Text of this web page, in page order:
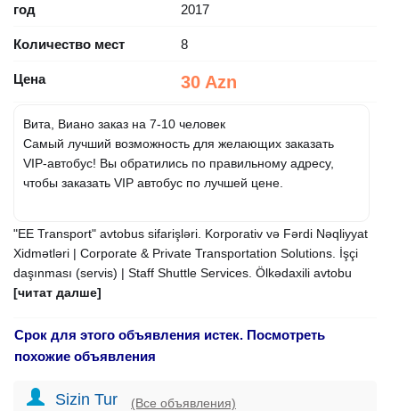
год 2017
Количество мест 8
Цена 30 Azn
Вита, Виано заказ на 7-10 человек
Самый лучший возможность для желающих заказать
VIP-автобус! Вы обратились по правильному адресу,
чтобы заказать VIP автобус по лучшей цене.
"EE Transport" avtobus sifarişləri. Korporativ və Fərdi Nəqliyyat
Xidmətləri | Corporate & Private Transportation Solutions. İşçi
daşınması (servis) | Staff Shuttle Services. Ölkədaxili avtobu
[читат далше]
Срок для этого объявления истек. Посмотреть
похожие объявления
Sizin Tur (Все объявления)